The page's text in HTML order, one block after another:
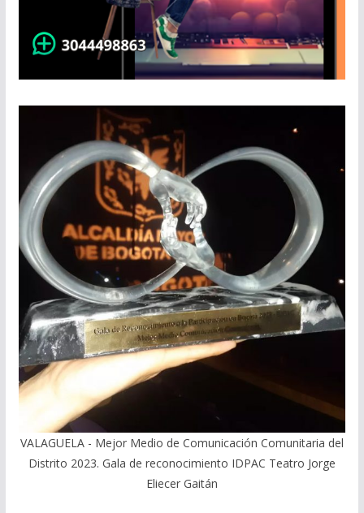
VALAGUELA - Mejor Medio de Comunicación Comunitaria del
Distrito 2023. Gala de reconocimiento IDPAC Teatro Jorge
Eliecer Gaitán